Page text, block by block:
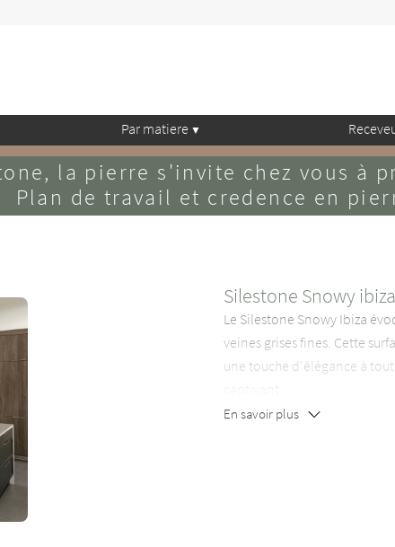
Par matiere
la pierre s'invite chez vous à
Plan de travail et credence en
Silestone Snowy
Le Silestone Snowy Ibiza
veines grises fines. Cette
une touche d'élégance à
En savoir plus